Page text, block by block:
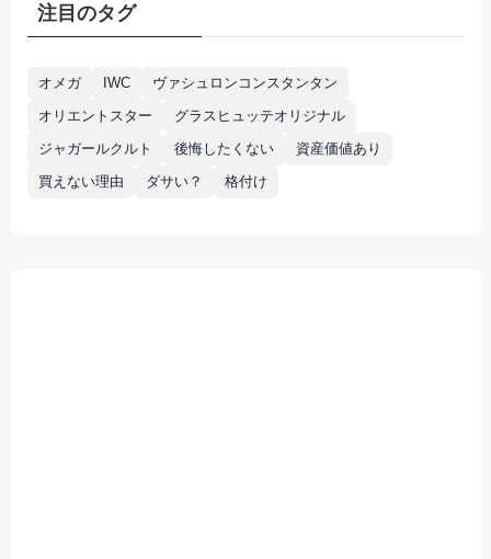
注目のタグ
オメガ IWC
ヴァシュロンコンスタンタン
オリエントスター
グラスヒュッテオリジナル
ジャガールクルト
後悔したくない
資産価値あり
買えない理由
ダサい？ 格付け